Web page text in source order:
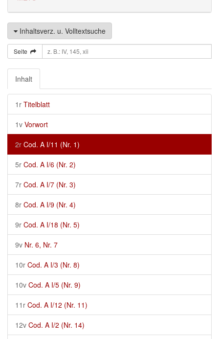
Inhaltsverz. u. Volltextsuche
Seite
Inhalt
1r Titelblatt
1v Vorwort
2r Cod. A I/11 (Nr. 1)
5r Cod. A I/6 (Nr. 2)
7r Cod. A I/7 (Nr. 3)
8r Cod. A I/9 (Nr. 4)
9r Cod. A I/18 (Nr. 5)
9v Nr. 6, Nr. 7
10r Cod. A I/3 (Nr. 8)
10v Cod. A I/5 (Nr. 9)
11r Cod. A I/12 (Nr. 11)
12v Cod. A I/2 (Nr. 14)